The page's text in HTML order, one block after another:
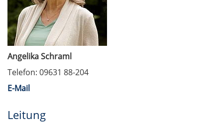
Angelika Schraml
Telefon: 09631 88-204
E-Mail
Leitung